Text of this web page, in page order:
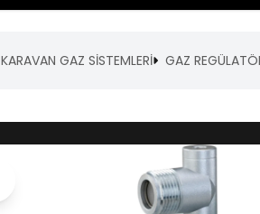
KARAVAN GAZ SİSTEMLERİ GAZ